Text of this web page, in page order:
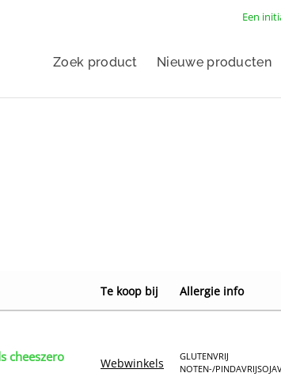
Een
Zoek product Nieuwe producten
Te koop bij Allergie info
cheeszero
Webwinkels
GLUTENVRIJ
NOTEN-/PINDAVRIJ